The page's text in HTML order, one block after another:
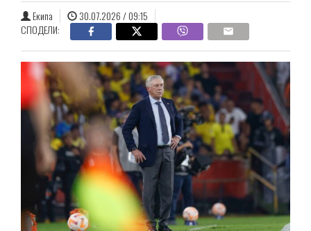
Екипа
30.07.2026 / 09:15
СПОДЕЛИ: